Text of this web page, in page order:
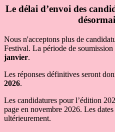
Le délai d’envoi des
Nous n'acceptons plus de
Festival. La période de soumission
janvier.
Les réponses définitives seront
2026.
Les candidatures pour l’édition
page en novembre 2026. Les
ultérieurement.